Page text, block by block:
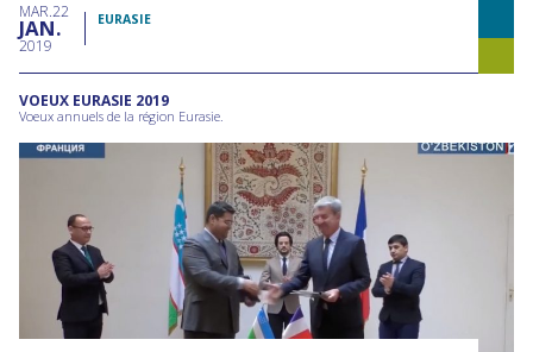
MAR 22
JAN
2019
EURASIE
VOEUX EURASIE 2019
Voeux annuels de la région Eurasie.